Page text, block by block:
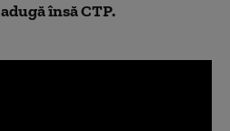
însă CTP.